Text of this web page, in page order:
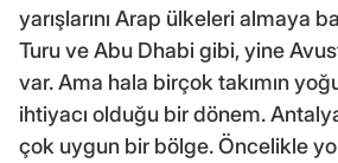
yarışlarını Arap ülkeleri almaya
Turu ve Abu Dhabi gibi, yine
var. Ama hala birçok takımın
ihtiyacı olduğu bir dönem.
çok uygun bir bölge. Öncelikle